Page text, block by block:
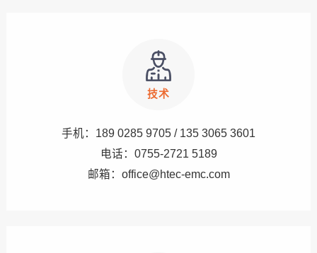
技术
手机：189 0285 9705 / 135 3065 3601
电话：0755-2721 5189
邮箱：office@htec-emc.com